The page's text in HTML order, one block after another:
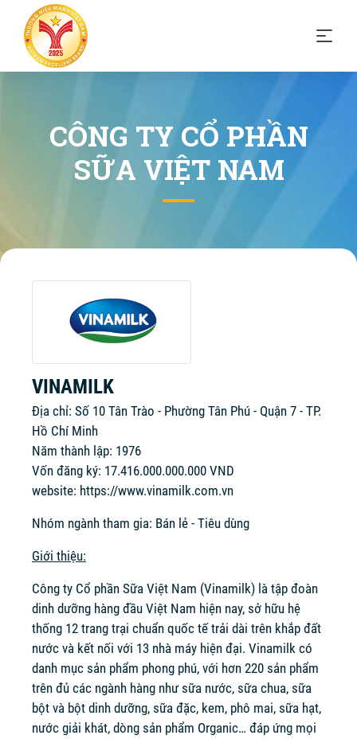
CÔNG TY CỔ PHẦN
SỮA VIỆT NAM
VINAMILK
Địa chỉ: Số 10 Tân Trào - Phường Tân Phú - Quận 7 - TP.
Hồ Chí Minh
Năm thành lập: 1976
Vốn đăng ký: 17.416.000.000.000 VND
website: https://www.vinamilk.com.vn
Nhóm ngành tham gia: Bán lẻ - Tiêu dùng
Giới thiệu:
Công ty Cổ phần Sữa Việt Nam (Vinamilk) là tập đoàn
dinh dưỡng hàng đầu Việt Nam hiện nay, sở hữu hệ
thống 12 trang trại chuẩn quốc tế trải dài trên khắp đất
nước và kết nối với 13 nhà máy hiện đại. Vinamilk có
danh mục sản phẩm phong phú, với hơn 220 sản phẩm
trên đủ các ngành hàng như sữa nước, sữa chua, sữa
bột và bột dinh dưỡng, sữa đặc, kem, phô mai, sữa hạt,
nước giải khát, dòng sản phẩm Organic… đáp ứng mọi